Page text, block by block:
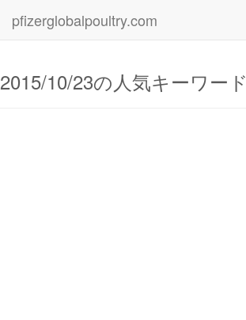
pfizerglobalpoultry.com
2015/10/23の人気キーワード